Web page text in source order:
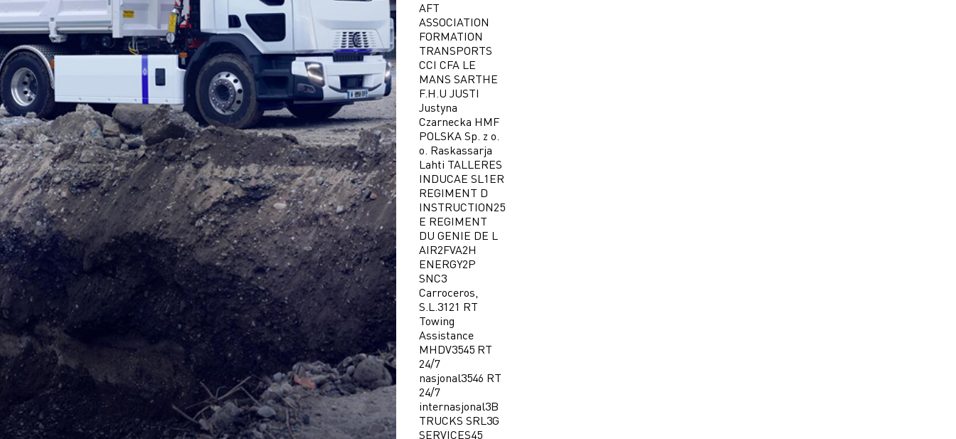
AFT
ASSOCIATION
FORMATION
TRANSPORTS
CCI CFA LE
MANS SARTHE
F.H.U JUSTI
Justyna
Czarnecka HMF
POLSKA Sp. z o.
o. Raskassarja
Lahti TALLERES
INDUCAE SL1ER
REGIMENT D
INSTRUCTION25
E REGIMENT
DU GENIE DE L
AIR2FVA2H
ENERGY2P
SNC3
Carroceros,
S.L.3121 RT
Towing
Assistance
MHDV3545 RT
24/7
nasjonal3546 RT
24/7
internasjonal3B
TRUCKS SRL3G
SERVICES45